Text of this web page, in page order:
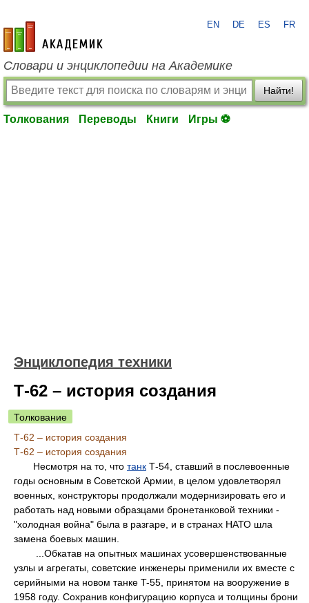
academic.ru
EN DE ES FR
Словари и энциклопедии на Академике
Найти!
Толкования Переводы Книги Игры ⚽
Энциклопедия техники
Т-62 – история создания
Толкование
Т-62 – история создания
Т-62 – история создания
Несмотря на то, что танк Т-54, ставший в послевоенные
годы основным в Советской Армии, в целом удовлетворял
военных, конструкторы продолжали модернизировать его и
работать над новыми образцами бронетанковой техники -
"холодная война" была в разгаре, и в странах НАТО шла
замена боевых машин.
...Обкатав на опытных машинах усовершенствованные
узлы и агрегаты, советские инженеры применили их вместе с
серийными на новом танке T-55, принятом на вооружение в
1958 году. Сохранив конфигурацию корпуса и толщины брони